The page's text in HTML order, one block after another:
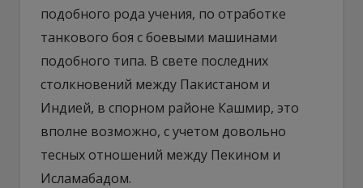
подобного рода учения, по отработке
танкового боя с боевыми машинами
подобного типа. В свете последних
столкновений между Пакистаном и
Индией, в спорном районе Кашмир, это
вполне возможно, с учетом довольно
тесных отношений между Пекином и
Исламабадом.